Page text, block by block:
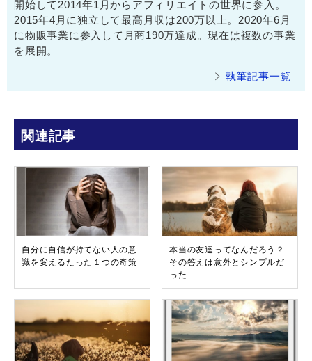
開始して2014年1月からアフィリエイトの世界に参入。
2015年4月に独立して最高月収は200万以上。2020年6月
に物販事業に参入して月商190万達成。現在は複数の事業
を展開。
執筆記事一覧
関連記事
自分に自信が持てない人の意
識を変えるたった１つの奇策
本当の友達ってなんだろう？
その答えは意外とシンプルだ
った